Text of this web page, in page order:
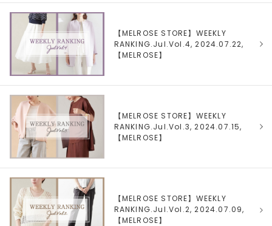
【MELROSE STORE】WEEKLY
RANKING.Jul.Vol.4, 2024.07.22,
【MELROSE】
【MELROSE STORE】WEEKLY
RANKING.Jul.Vol.3, 2024.07.15,
【MELROSE】
【MELROSE STORE】WEEKLY
RANKING.Jul.Vol.2, 2024.07.09,
【MELROSE】